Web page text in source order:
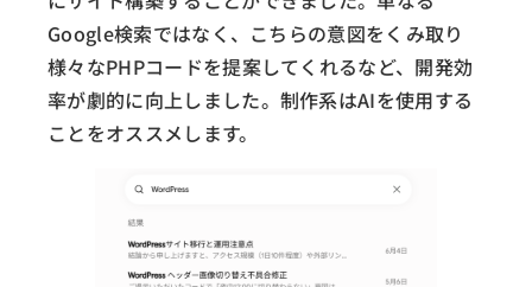
Google検索ではなく、こちらの意図をくみ取り
様々なPHPコードを提案してくれるなど、開発効
率が劇的に向上しました。制作系はAIを使用する
ことをオススメします。